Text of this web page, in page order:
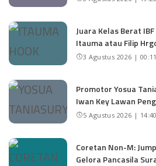
Juara Kelas Berat
Itauma atau Filip
3 Agustus 2026 | 00:11
Promotor Yosua
Iwan Key Lawan
5 Agustus 2026 | 14:40
Coretan Non-M:
Gelora Pancasila